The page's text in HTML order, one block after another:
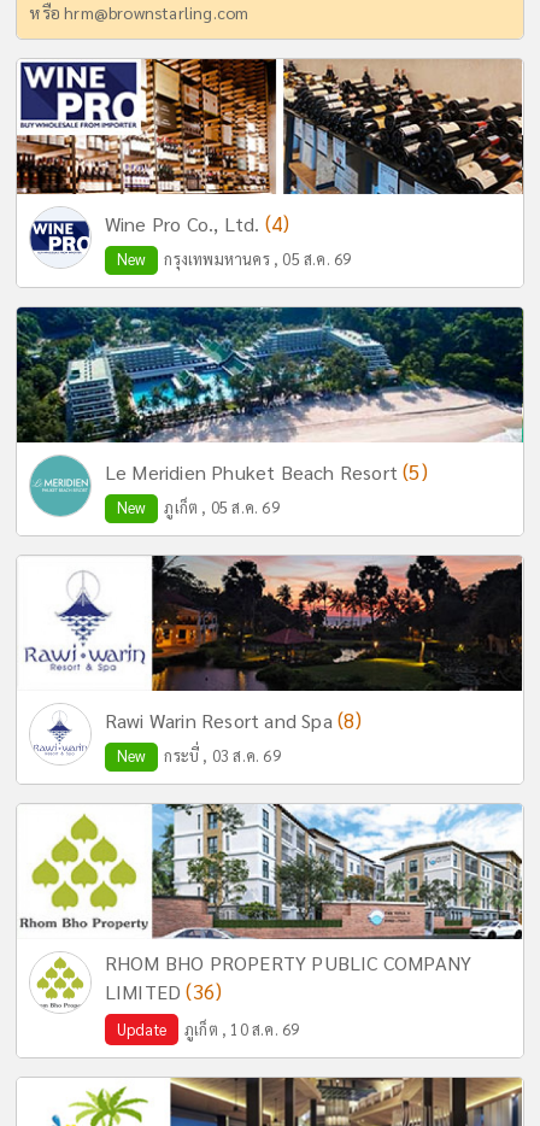
หรือhrm@brownstarling.com
Wine Pro Co., Ltd. (4)
New กรุงเทพมหานคร , 05 ส.ค. 69
Le Meridien Phuket Beach Resort(5)
New ภูเก็ต , 05 ส.ค. 69
Rawi Warin Resort and Spa (8)
New กระบี่ , 03 ส.ค. 69
RHOM BHO PROPERTY PUBLIC COMPANY
LIMITED(36)
Update ภูเก็ต , 10 ส.ค. 69